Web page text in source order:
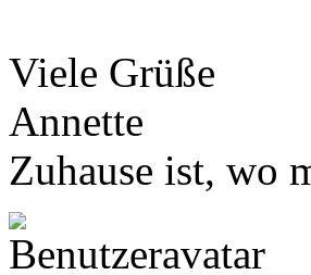
Viele Grüße
Annette
Zuhause ist, wo